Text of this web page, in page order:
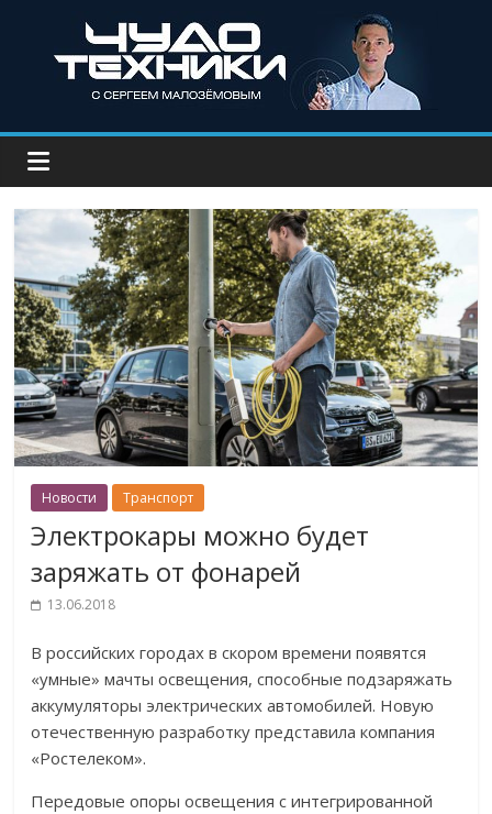
Новости Транспорт
Электрокары можно будет
заряжать от фонарей
13.06.2018
В российских городах в скором времени появятся
«умные» мачты освещения, способные подзаряжать
аккумуляторы электрических автомобилей. Новую
отечественную разработку представила компания
«Ростелеком».
Передовые опоры освещения с интегрированной